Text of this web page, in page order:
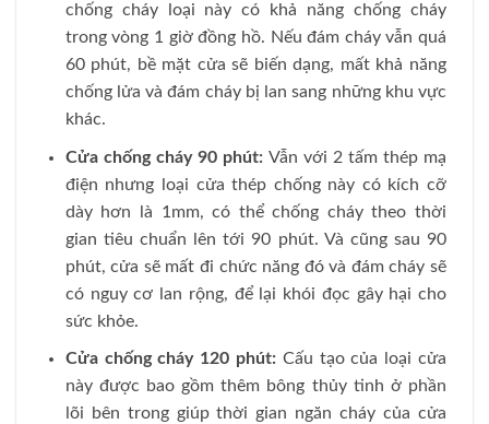
chống cháy loại này có khả năng chống cháy
trong vòng 1 giờ đồng hồ. Nếu đám cháy vẫn quá
60 phút, bề mặt cửa sẽ biến dạng, mất khả năng
chống lửa và đám cháy bị lan sang những khu vực
khác.
Cửa chống cháy 90 phút: Vẫn với 2 tấm thép mạ
điện nhưng loại cửa thép chống này có kích cỡ
dày hơn là 1mm, có thể chống cháy theo thời
gian tiêu chuẩn lên tới 90 phút. Và cũng sau 90
phút, cửa sẽ mất đi chức năng đó và đám cháy sẽ
có nguy cơ lan rộng, để lại khói đọc gây hại cho
sức khỏe.
Cửa chống cháy 120 phút: Cấu tạo của loại cửa
này được bao gồm thêm bông thủy tinh ở phần
lõi bên trong giúp thời gian ngăn cháy của cửa